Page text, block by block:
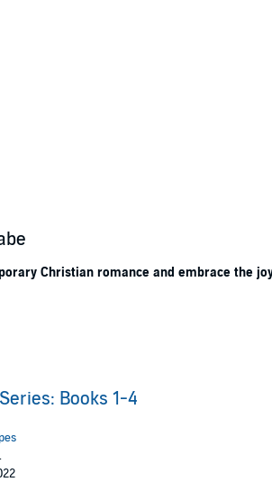
Christian romance and embrace the
Books 1-4